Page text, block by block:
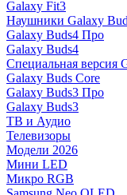
Galaxy Fit3
Наушники Galaxy
Galaxy Buds4 Про
Galaxy Buds4
Специальная версия
Galaxy Buds Core
Galaxy Buds3 Про
Galaxy Buds3
ТВ и Аудио
Телевизоры
Модели 2026
Мини LED
Микро RGB